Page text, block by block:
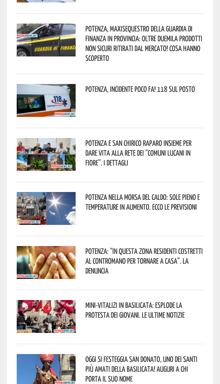
Potenza, maxisequestro della Guardia di
Finanza in provincia: oltre duemila prodotti
non sicuri ritirati dal mercato! Cosa hanno
scoperto
Potenza, incidente poco fa! 118 sul posto
Potenza e San Chirico Raparo insieme per
dare vita alla rete dei “Comuni Lucani in
Fiore”. I dettagli
Potenza nella morsa del caldo: sole pieno e
temperature in aumento. Ecco le previsioni
Potenza: “In questa zona residenti costretti
al contromano per tornare a casa”. La
denuncia
Mini-vitalizi in Basilicata: esplode la
protesta dei giovani. Le ultime notizie
Oggi si festeggia San Donato, uno dei Santi
più amati della Basilicata! Auguri a chi
porta il suo nome